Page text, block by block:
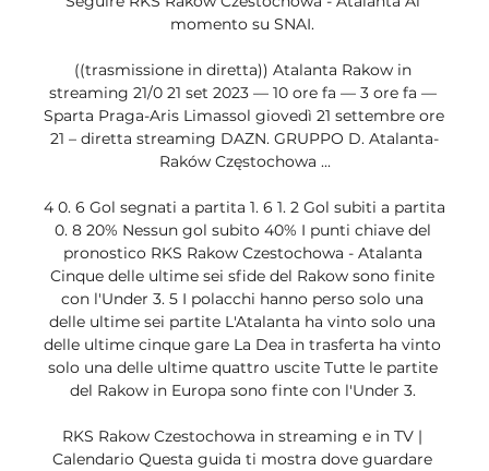
momento su SNAI.
((trasmissione in diretta)) Atalanta Rakow in
streaming 21/0 21 set 2023 — 10 ore fa — 3 ore fa —
Sparta Praga-Aris Limassol giovedì 21 settembre ore
21 – diretta streaming DAZN. GRUPPO D. Atalanta-
Raków Częstochowa ...
4 0. 6 Gol segnati a partita 1. 6 1. 2 Gol subiti a partita
0. 8 20% Nessun gol subito 40% I punti chiave del
pronostico RKS Rakow Czestochowa - Atalanta
Cinque delle ultime sei sfide del Rakow sono finite
con l'Under 3. 5 I polacchi hanno perso solo una
delle ultime sei partite L'Atalanta ha vinto solo una
delle ultime cinque gare La Dea in trasferta ha vinto
solo una delle ultime quattro uscite Tutte le partite
del Rakow in Europa sono finte con l'Under 3.
RKS Rakow Czestochowa in streaming e in TV |
Calendario Questa guida ti mostra dove guardare